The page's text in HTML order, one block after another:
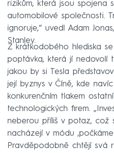
rizikům, která jsou spojena
automobilové společnosti.
ignoruje,“ uvedl Adam
Stanley.
Z krátkodobého hlediska
poptávka, která jí nedovolí
jakou by si Tesla
její byznys v Číně, kde
konkurenčním tlakem
technologických firem.
neberou příliš v potaz, což
nacházejí v módu
Pravděpodobně chtějí svá